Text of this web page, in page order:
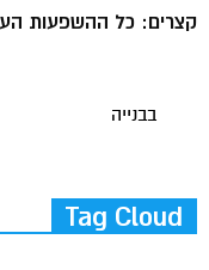
קצרים: כל ההשפעות
בבנייה
Tag Cloud